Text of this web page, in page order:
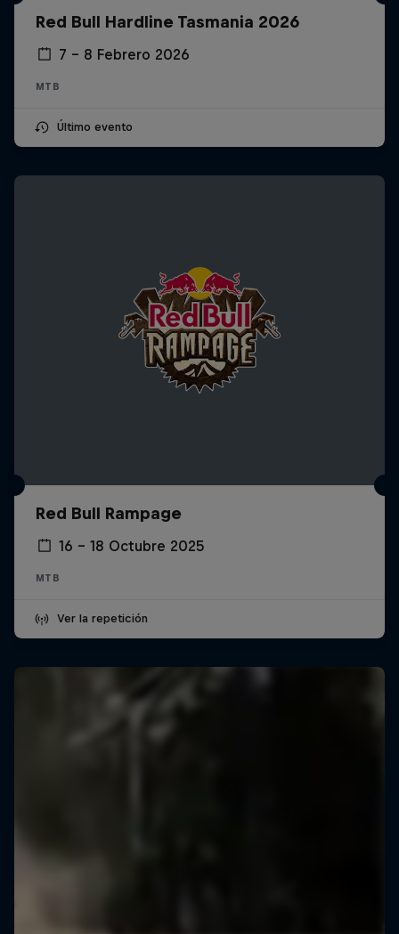
Red Bull Hardline Tasmania 2026
7 – 8 Febrero 2026
MTB
Último evento
Red Bull Rampage
16 – 18 Octubre 2025
MTB
Ver la repetición